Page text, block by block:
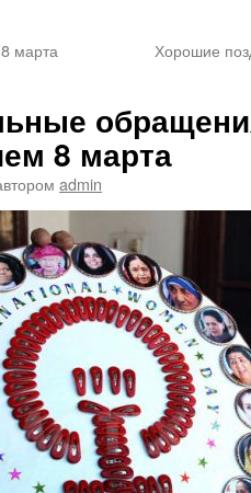
марта Хорошие
8 марта
admin